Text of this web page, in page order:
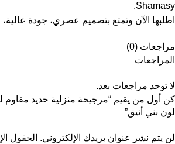
Shamasy.
اطلبها الآن وتمتع بتصميم عصري، جودة
مراجعات (0)
المراجعات
لا توجد مراجعات بعد.
كن أول من يقيم “مرجيحة منزلية حديد مقاوم
لون بني أنيق”
لن يتم نشر عنوان بريدك الإلكتروني. الحقول